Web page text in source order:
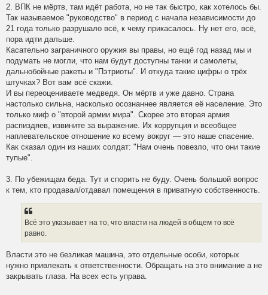
2. ВПК не мёртв, там идёт работа, но не так быстро, как хотелось бы.
Так называемое "руководство" в период с начала независимости до
21 года только разрушало всё, к чему прикасалось. Ну нет его, всё,
пора идти дальше.
Касательно заграничного оружия вы правы, но ещё год назад мы и
подумать не могли, что нам будут доступны танки и самолеты,
дальнобойные ракеты и "Пэтриоты". И откуда такие цифры о трёх
штучках? Вот вам всё скажи.
И вы переоцениваете медведя. Он мёртв и уже давно. Страна
настолько сильна, насколько осознаннее является её население. Это
только миф о "второй армии мира". Скорее это вторая армия
распиздяев, извините за выражение. Их коррупция и всеобщее
наплевательское отношение ко всему вокруг — это наше спасение.
Как сказал один из наших солдат: "Нам очень повезло, что они такие
тупые".
3. По убежищам беда. Тут и спорить не буду. Очень большой вопрос
к тем, кто продавал/отдавал помещения в приватную собственность.
Всё это указывает на то, что власти на людей в общем то всё
равно.
Власти это не безликая машина, это отдельные особи, которых
нужно привлекать к ответственности. Обращать на это внимание а не
закрывать глаза. На всех есть управа.